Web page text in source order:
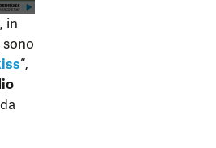
, in
sono
“,